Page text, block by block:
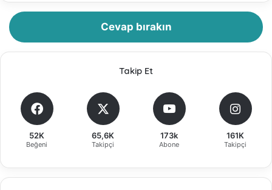
Cevap bırakın
Takip Et
52K
Beğeni
65,6K
Takipçi
173k
Abone
161K
Takipçi